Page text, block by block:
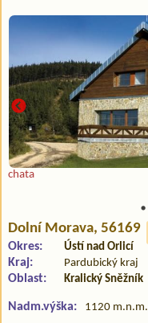
chata
Dolní Morava, 56169
Okres: Ústí nad Orlicí
Kraj: Pardubický kraj
Oblast: Kralický Sněžník
Nadm.výška: 1120 m.n.m.